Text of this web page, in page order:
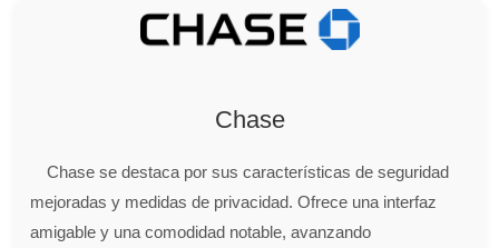
Chase
Chase se destaca por sus características de seguridad
mejoradas y medidas de privacidad. Ofrece una interfaz
amigable y una comodidad notable, avanzando